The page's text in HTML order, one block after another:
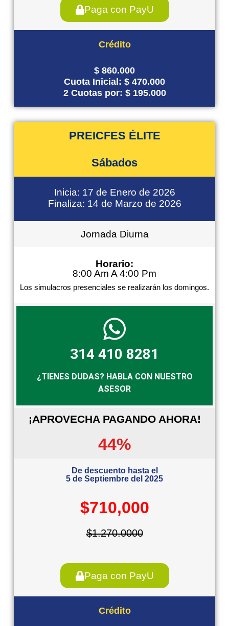
Paga con PayU
Crédito
$ 860.000
Cuota Inicial: $ 470.000
2 Cuotas por: $ 195.000
PREICFES ÉLITE
Sábados
Inicia: 17 de Enero de 2026
Finaliza: 14 de Marzo de 2026
Jornada Diurna
Horario:
8:00 Am A 4:00 Pm
Los simulacros presenciales se realizarán los domingos.
314 410 8281
¿TIENES DUDAS? HABLA CON NUESTRO
ASESOR
¡APROVECHA PAGANDO AHORA!
44%
De descuento hasta el
5 de Septiembre del 2025
$710,000
$1.270.0000
Paga con PayU
Crédito